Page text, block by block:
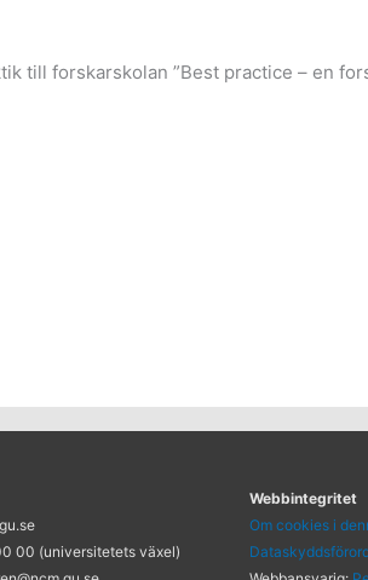
till forskarskolan ”Best practice – en
00 (universitetets växel)
Webbintegritet
Om cookies i